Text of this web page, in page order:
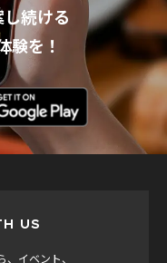
続ける
験を！
US
イベント、